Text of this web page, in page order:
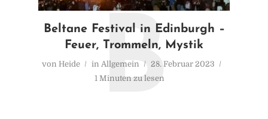
Beltane Festival in Edinburgh –
Feuer, Trommeln, Mystik
von Heide in Allgemein
28. Februar 2023
1 Minuten zu lesen
B